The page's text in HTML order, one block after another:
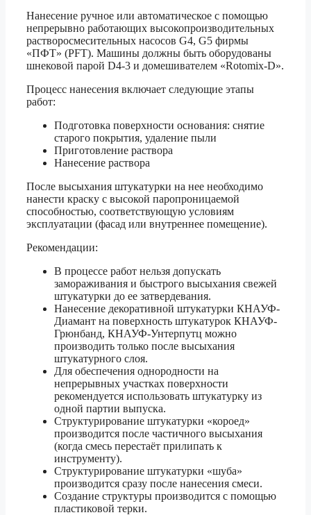
Нанесение ручное или автоматическое с помощью
непрерывно работающих высокопроизводительных
растворосмесительных насосов G4, G5 фирмы
«ПФТ» (PFT). Машины должны быть оборудованы
шнековой парой D4-3 и домешивателем «Rotomix-D».
Процесс нанесения включает следующие этапы
работ:
Подготовка поверхности основания: снятие
старого покрытия, удаление пыли
Приготовление раствора
Нанесение раствора
После высыхания штукатурки на нее необходимо
нанести краску с высокой паропроницаемой
способностью, соответствующую условиям
эксплуатации (фасад или внутреннее помещение).
Рекомендации:
В процессе работ нельзя допускать
замораживания и быстрого высыхания свежей
штукатурки до ее затвердевания.
Нанесение декоративной штукатурки КНАУФ-
Диамант на поверхность штукатурок КНАУФ-
Грюнбанд, КНАУФ-Унтерпутц можно
производить только после высыхания
штукатурного слоя.
Для обеспечения однородности на
непрерывных участках поверхности
рекомендуется использовать штукатурку из
одной партии выпуска.
Структурирование штукатурки «короед»
производится после частичного высыхания
(когда смесь перестаёт прилипать к
инструменту).
Структурирование штукатурки «шуба»
производится сразу после нанесения смеси.
Создание структуры производится с помощью
пластиковой терки.